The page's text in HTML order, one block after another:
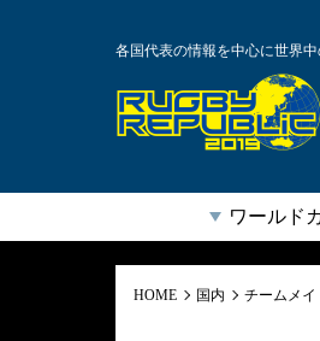
各国代表の情報を中心に世界
ワールド
HOME 国内 チームメイ